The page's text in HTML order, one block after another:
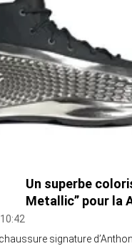
Un superbe
Metallic” pour la
signature